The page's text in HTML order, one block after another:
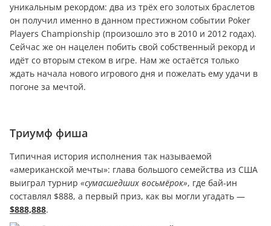
уникальным рекордом: два из трёх его золотых браслетов
он получил именно в данном престижном событии Poker
Players Championship (произошло это в 2010 и 2012 годах).
Сейчас же он нацелен побить свой собственный рекорд и
идёт со вторым стеком в игре. Нам же остаётся только
ждать начала нового игрового дня и пожелать ему удачи в
погоне за мечтой.
Триумф фиша
Типичная история исполнения так называемой
«американской мечты»: глава большого семейства из США
выиграл турнир «сумасшедших восьмёрок», где бай-ин
составлял $888, а первый приз, как вы могли угадать —
$888,888.